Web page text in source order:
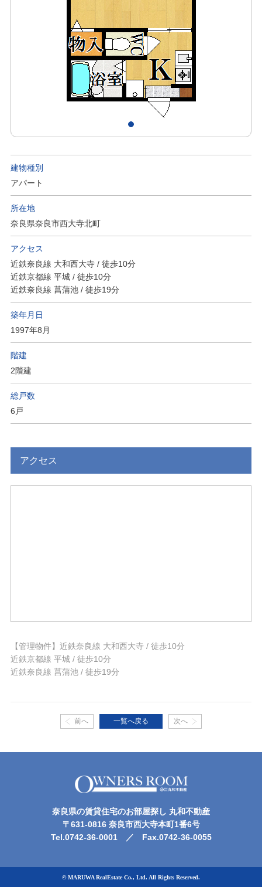
建物種別
アパート
所在地
奈良県奈良市西大寺北町
アクセス
近鉄奈良線 大和西大寺 / 徒歩10分
近鉄京都線 平城 / 徒歩10分
近鉄奈良線 菖蒲池 / 徒歩19分
築年月日
1997年8月
階建
2階建
総戸数
6戸
アクセス
【管理物件】近鉄奈良線 大和西大寺 / 徒歩10分
近鉄京都線 平城 / 徒歩10分
近鉄奈良線 菖蒲池 / 徒歩19分
前へ 一覧へ戻る 次へ
奈良県の賃貸住宅のお部屋探し 丸和不動産
〒631-0816 奈良市西大寺本町1番6号
Tel.0742-36-0001 ／ Fax.0742-36-0055
© MARUWA RealEstate Co., Ltd. All Rights Reserved.